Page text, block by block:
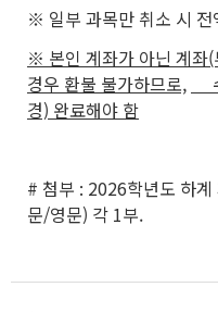
※ 일부 과목만 취소 시 전
※ 본인 계좌가 아닌 계좌
경우 환불 불가하므로,
경) 완료해야 함
# 첨부 : 2026학년도 하
문/영문) 각 1부.